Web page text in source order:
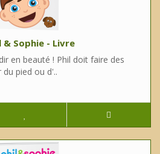
& Sophie - Livre
en beauté ! Phil doit faire des
du pied ou d'..